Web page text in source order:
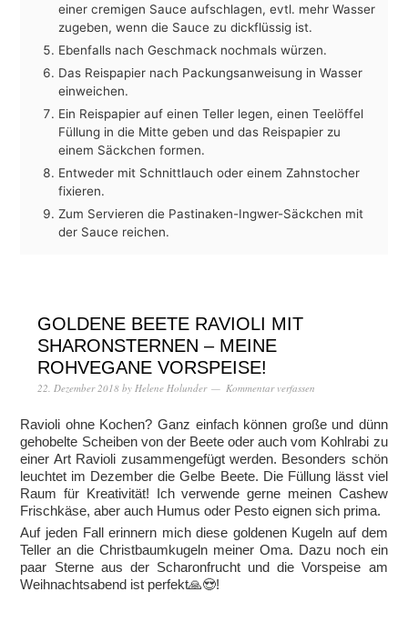
einer cremigen Sauce aufschlagen, evtl. mehr Wasser
zugeben, wenn die Sauce zu dickflüssig ist.
Ebenfalls nach Geschmack nochmals würzen.
Das Reispapier nach Packungsanweisung in Wasser
einweichen.
Ein Reispapier auf einen Teller legen, einen Teelöffel
Füllung in die Mitte geben und das Reispapier zu
einem Säckchen formen.
Entweder mit Schnittlauch oder einem Zahnstocher
fixieren.
Zum Servieren die Pastinaken-Ingwer-Säckchen mit
der Sauce reichen.
GOLDENE BEETE RAVIOLI MIT
SHARONSTERNEN – MEINE
ROHVEGANE VORSPEISE!
22. Dezember 2018by Helene Holunder Kommentar verfassen
Ravioli ohne Kochen? Ganz einfach können große und dünn
gehobelte Scheiben von der Beete oder auch vom Kohlrabi zu
einer Art Ravioli zusammengefügt werden. Besonders schön
leuchtet im Dezember die Gelbe Beete. Die Füllung lässt viel
Raum für Kreativität! Ich verwende gerne meinen Cashew
Frischkäse, aber auch Humus oder Pesto eignen sich prima.
Auf jeden Fall erinnern mich diese goldenen Kugeln auf dem
Teller an die Christbaumkugeln meiner Oma. Dazu noch ein
paar Sterne aus der Scharonfrucht und die Vorspeise am
Weihnachtsabend ist perfekt🙏😍!